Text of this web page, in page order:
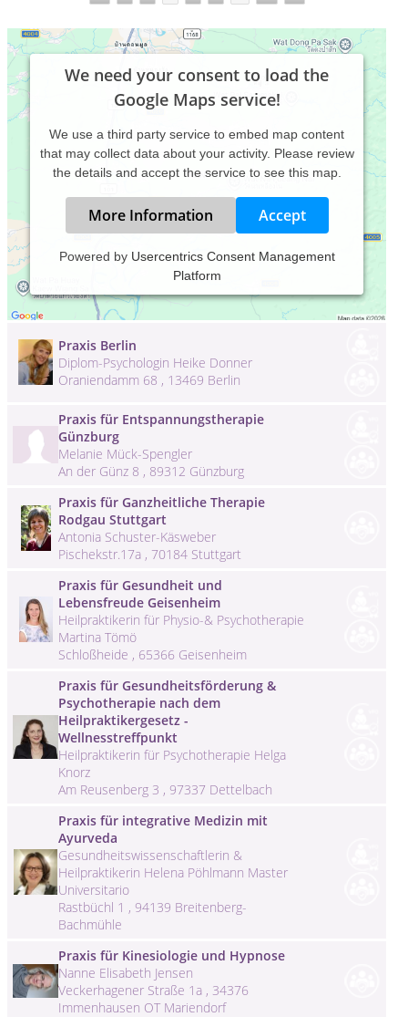
We need your consent to load the
Google Maps service!
We use a third party service to embed map content
that may collect data about your activity. Please review
the details and accept the service to see this map.
More Information Accept
Powered by Usercentrics Consent Management
Platform
Praxis Basthorst - Raum für echte
Grandweg 13 , 21493 Basthorst
Praxis Berlin
Diplom-Psychologin Heike Donner
Oraniendamm 68 , 13469 Berlin
Praxis für Entspannungstherapie
Günzburg
Melanie Mück-Spengler
An der Günz 8 , 89312 Günzburg
Praxis für Ganzheitliche Therapie
Rodgau Stuttgart
Antonia Schuster-Käsweber
Pischekstr.17a , 70184 Stuttgart
Praxis für Gesundheit und
Lebensfreude Geisenheim
Heilpraktikerin für Physio-& Psychotherapie
Martina Tömö
Schloßheide , 65366 Geisenheim
Praxis für Gesundheitsförderung &
Psychotherapie nach dem
Heilpraktikergesetz -
Wellnesstreffpunkt
Heilpraktikerin für Psychotherapie Helga
Knorz
Am Reusenberg 3 , 97337 Dettelbach
Praxis für integrative Medizin mit
Ayurveda
Gesundheitswissenschaftlerin &
Heilpraktikerin Helena Pöhlmann Master
Universitario
Rastbüchl 1 , 94139 Breitenberg-
Bachmühle
Praxis für Kinesiologie und Hypnose
Nanne Elisabeth Jensen
Veckerhagener Straße 1a , 34376
Immenhausen OT Mariendorf